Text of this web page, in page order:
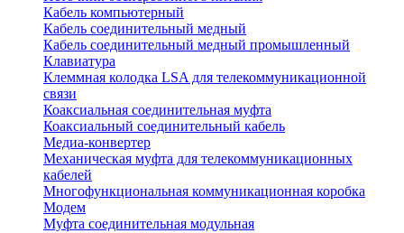
Кабель компьютерный
Кабель соединительный медный
Кабель соединительный медный промышленный
Клавиатура
Клеммная колодка LSA для телекоммуникационной
связи
Коаксиальная соединительная муфта
Коаксиальный соединительный кабель
Медиа-конвертер
Механическая муфта для телекоммуникационных
кабелей
Многофункциональная коммуникационная коробка
Модем
Муфта соединительная модульная